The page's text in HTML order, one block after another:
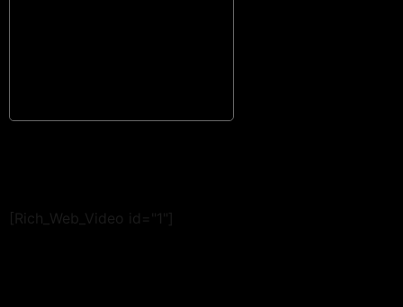
[Rich_Web_Video id="1"]